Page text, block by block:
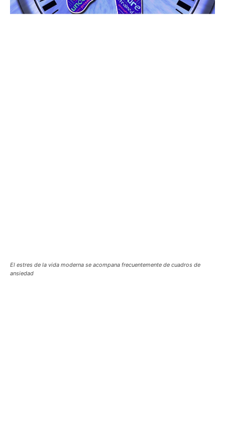
El estres de la vida moderna se acompana frecuentemente de cuadros de
ansiedad